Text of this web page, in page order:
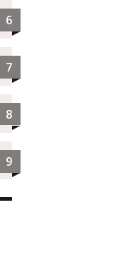
6
7
8
9